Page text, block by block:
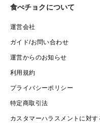
食べチョクについて
運営会社
ガイド/お問い合わせ
運営からのお知らせ
利用規約
プライバシーポリシー
特定商取引法
カスタマーハラスメントに対す